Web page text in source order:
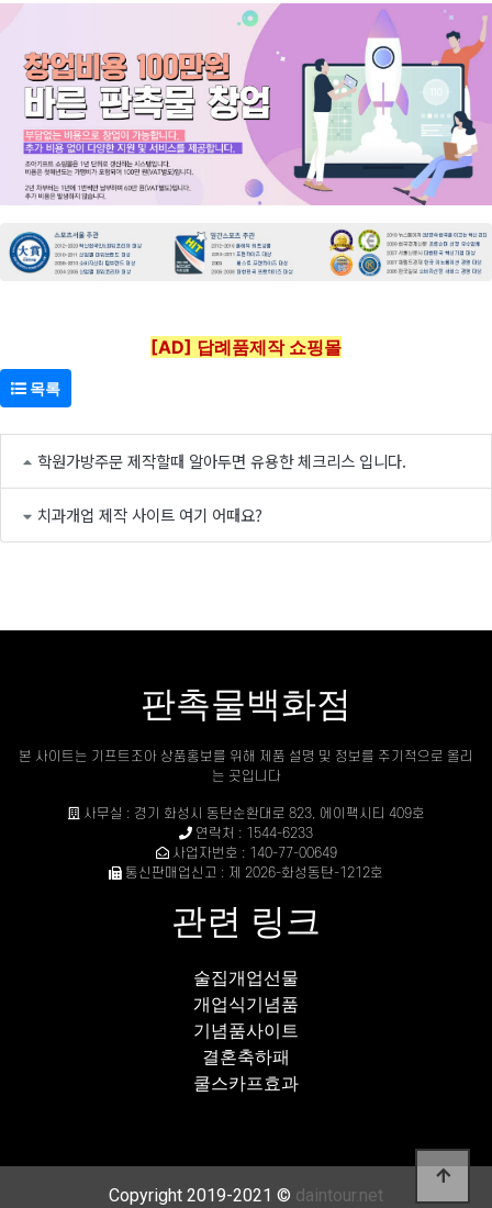
[AD] 답례품제작 쇼핑몰
목록
학원가방주문 제작할때 알아두면 유용한 체크리스 입니다.
치과개업 제작 사이트 여기 어때요?
판촉물백화점
본 사이트는 기프트조아 상품홍보를 위해 제품 설명 및 정보를 주기적으로 올리
는 곳입니다
사무실 : 경기 화성시 동탄순환대로 823, 에이팩시티 409호
연락처 : 1544-6233
사업자번호 : 140-77-00649
통신판매업신고 : 제 2026-화성동탄-1212호
관련 링크
술집개업선물
개업식기념품
기념품사이트
결혼축하패
쿨스카프효과
Copyright 2019-2021 © daintour.net